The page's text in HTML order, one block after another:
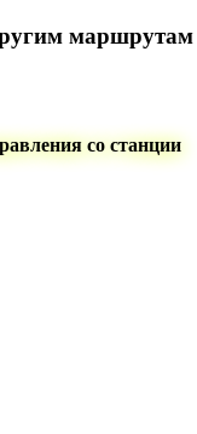
маршрутам
со станции